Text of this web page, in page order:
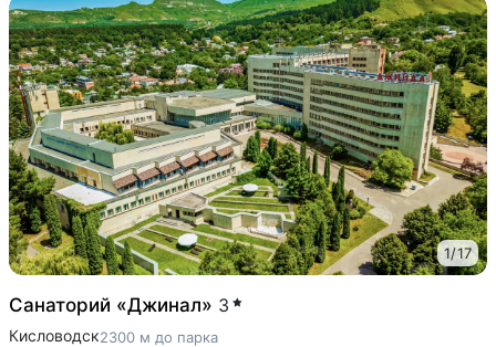
1/17
Санаторий «Джинал» 3
Кисловодск2300 м до парка